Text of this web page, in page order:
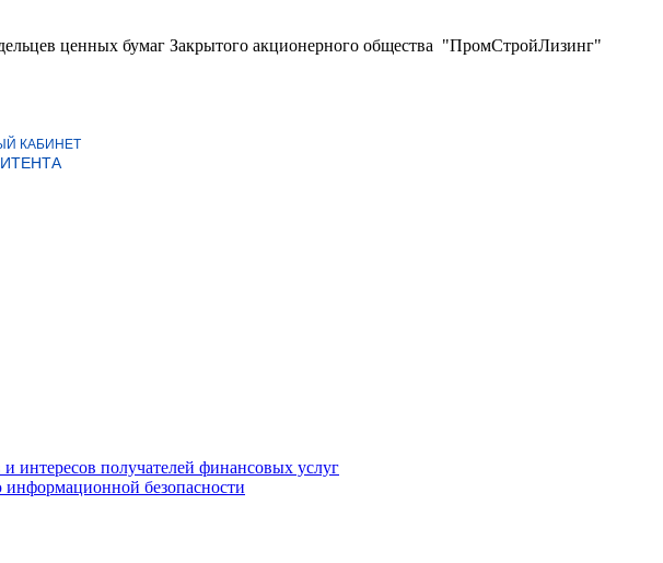
ценных бумаг Закрытого акционерного общества "ПромСтройЛизинг"
КАБИНЕТ
интересов получателей финансовых услуг
безопасности